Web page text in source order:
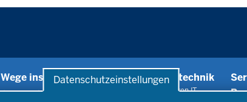
Datenschutzeinstellungen
Wege ins Lehramt
Lehramtsstudium
Informationstechnik
Bereitstellung von IT-